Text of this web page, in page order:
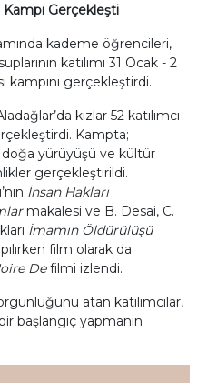
Gerçekleşti
kademe öğrencileri,
katılımı 31 Ocak - 2
kampını gerçekleştirdi.
kızlar 52 katılımcı
Kampta;
yürüyüşü ve kültür
gerçekleştirildi.
İnsan Hakları
makalesi ve B. Desai, C.
İmamın Öldürülüşü
film olarak da
Defilmi izlendi.
atan katılımcılar,
başlangıç yapmanın